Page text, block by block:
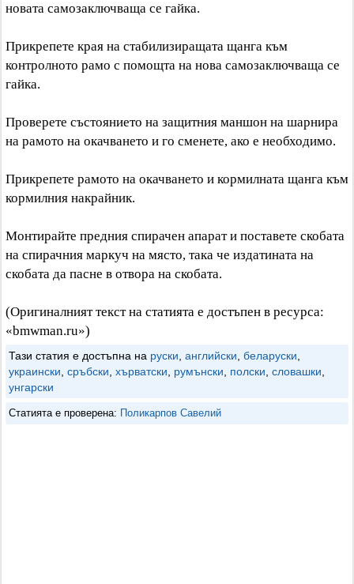
новата самозаключваща се гайка.
Прикрепете края на стабилизиращата щанга към
контролното рамо с помощта на нова самозаключваща се
гайка.
Проверете състоянието на защитния маншон на шарнира
на рамото на окачването и го сменете, ако е необходимо.
Прикрепете рамото на окачването и кормилната щанга към
кормилния накрайник.
Монтирайте предния спирачен апарат и поставете скобата
на спирачния маркуч на място, така че издатината на
скобата да пасне в отвора на скобата.
(Оригиналният текст на статията е достъпен в ресурса:
«bmwman.ru»)
Тази статия е достъпна на руски, английски, беларуски,
украински, сръбски, хърватски, румънски, полски, словашки,
унгарски
Статията е проверена: Поликарпов Савелий